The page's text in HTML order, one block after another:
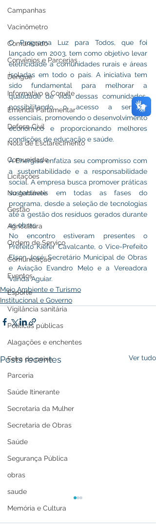
Campanhas
Vacinômetro
Comunicado
Convênios e Parcerias
Dengue
Informativo e Convite
Emenda Parlamentar
Defesa Civil
Nota de Esclarecimento
Comunidade
Licitações
No gabinete
Gestão
Agricultura
Ordem de Serviço
Comunicação
Eventos
Esporte
Vigilância sanitária
Políticas públicas
Alagações e enchentes
Feira do peixe
Parceria
Saúde Itinerante
Secretaria da Mulher
Secretaria de Obras
Saúde
Segurança Pública
obras
saude
Memória e Cultura
O Programa Luz para Todos, que foi
lançado em 2003, tem como objetivo levar
eletricidade a comunidades rurais e áreas
isoladas em todo o país. A iniciativa tem
sido fundamental para melhorar a
qualidade de vida dessas comunidades,
possibilitando o acesso a serviços
essenciais, promovendo o desenvolvimento
econômico e proporcionando melhores
condições de educação e saúde.
A Energisa enfatiza seu compromisso com
a sustentabilidade e a responsabilidade
social. A empresa busca promover práticas
sustentáveis em todas as fases do
programa, desde a seleção de tecnologias
até a gestão dos resíduos gerados durante
as obras.
No encontro estiveram presentes o
Prefeito Kiefer Cavalcante, o Vice-Prefeito
Elson José, Secretário Municipal de Obras
e Aviação Evandro Melo e a Vereadora
Vanda Aguiar.
Meio Ambiente e Turismo
Institucional e Governo
Posts recentes Ver tudo